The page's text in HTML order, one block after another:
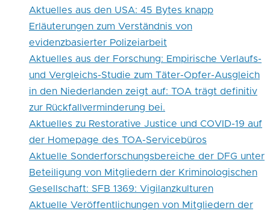
Aktuelles aus den USA: 45 Bytes knapp
Erläuterungen zum Verständnis von
evidenzbasierter Polizeiarbeit
Aktuelles aus der Forschung: Empirische Verlaufs-
und Vergleichs-Studie zum Täter-Opfer-Ausgleich
in den Niederlanden zeigt auf: TOA trägt definitiv
zur Rückfallverminderung bei.
Aktuelles zu Restorative Justice und COVID-19 auf
der Homepage des TOA-Servicebüros
Aktuelle Sonderforschungsbereiche der DFG unter
Beteiligung von Mitgliedern der Kriminologischen
Gesellschaft: SFB 1369: Vigilanzkulturen
Aktuelle Veröffentlichungen von Mitgliedern der